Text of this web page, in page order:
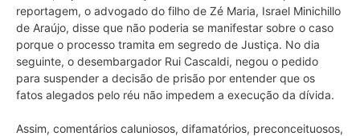
reportagem, o advogado do filho de Zé Maria, Israel Minichillo
de Araújo, disse que não poderia se manifestar sobre o caso
porque o processo tramita em segredo de Justiça. No dia
seguinte, o desembargador Rui Cascaldi, negou o pedido
para suspender a decisão de prisão por entender que os
fatos alegados pelo réu não impedem a execução da dívida.
Assim, comentários caluniosos, difamatórios, preconceituosos,